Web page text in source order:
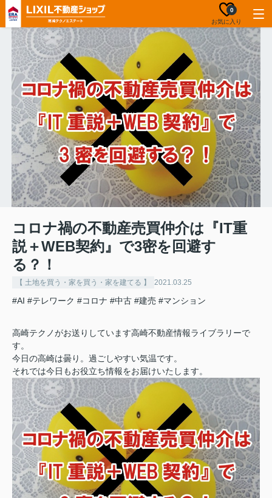
お気に入り
0
コロナ禍の不動産売買仲介は『IT重
説＋WEB契約』で3密を回避す
る？！
【 土地を買う・家を買う・家を建てる 】 2021.03.25
#AI #テレワーク #コロナ #中古 #建売 #マンション
高崎テクノがお送りしています高崎不動産情報ライブラリーで
す。
今日の高崎は曇り。過ごしやすい気温です。
それでは今日もお役立ち情報をお届けいたします。